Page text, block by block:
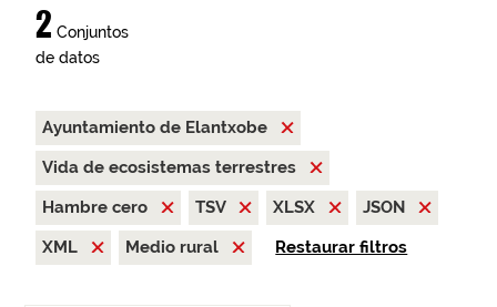
2 Conjuntos
de datos
Ayuntamiento de Elantxobe
Vida de ecosistemas terrestres
Hambre cero
TSV XLSX
JSON
XML
Medio rural Restaurar filtros